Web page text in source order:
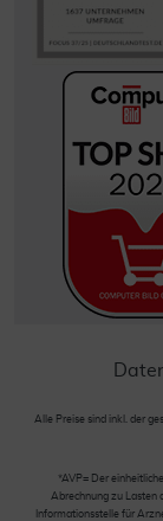
Alle Preise sind inkl. der
*AVP= Der
Abrechnung zu Lasten
Informationsstelle für